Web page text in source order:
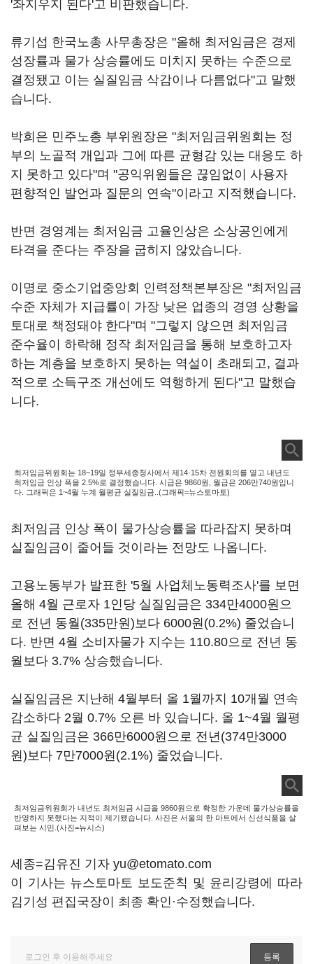
'좌지우지 된다'고 비판했습니다.
류기섭 한국노총 사무총장은 "올해 최저임금은 경제
성장률과 물가 상승률에도 미치지 못하는 수준으로
결정됐고 이는 실질임금 삭감이나 다름없다"고 말했
습니다.
박희은 민주노총 부위원장은 "최저임금위원회는 정
부의 노골적 개입과 그에 따른 균형감 있는 대응도 하
지 못하고 있다"며 "공익위원들은 끊임없이 사용자
편향적인 발언과 질문의 연속"이라고 지적했습니다.
반면 경영계는 최저임금 고율인상은 소상공인에게
타격을 준다는 주장을 굽히지 않았습니다.
이명로 중소기업중앙회 인력정책본부장은 "최저임금
수준 자체가 지급률이 가장 낮은 업종의 경영 상황을
토대로 책정돼야 한다"며 "그렇지 않으면 최저임금
준수율이 하락해 정작 최저임금을 통해 보호하고자
하는 계층을 보호하지 못하는 역설이 초래되고, 결과
적으로 소득구조 개선에도 역행하게 된다"고 말했습
니다.
최저임금위원회는 18~19일 정부세종청사에서 제14·15차 전원회의를 열고 내년도
최저임금 인상 폭을 2.5%로 결정했습니다. 시급은 9860원, 월급은 206만740원입니
다. 그래픽은 1~4월 누계 월평균 실질임금..(그래픽=뉴스토마토)
최저임금 인상 폭이 물가상승률을 따라잡지 못하며
실질임금이 줄어들 것이라는 전망도 나옵니다.
고용노동부가 발표한 '5월 사업체노동력조사'를 보면
올해 4월 근로자 1인당 실질임금은 334만4000원으
로 전년 동월(335만원)보다 6000원(0.2%) 줄었습니
다. 반면 4월 소비자물가 지수는 110.80으로 전년 동
월보다 3.7% 상승했습니다.
실질임금은 지난해 4월부터 올 1월까지 10개월 연속
감소하다 2월 0.7% 오른 바 있습니다. 올 1~4월 월평
균 실질임금은 366만6000원으로 전년(374만3000
원)보다 7만7000원(2.1%) 줄었습니다.
최저임금위원회가 내년도 최저임금 시급을 9860원으로 확정한 가운데 물가상승률을
반영하지 못했다는 지적이 제기됐습니다. 사진은 서울의 한 마트에서 신선식품을 살
펴보는 시민.(사진=뉴시스)
세종=김유진 기자 yu@etomato.com
이 기사는 뉴스토마토 보도준칙 및 윤리강령에 따라
김기성 편집국장이 최종 확인·수정했습니다.